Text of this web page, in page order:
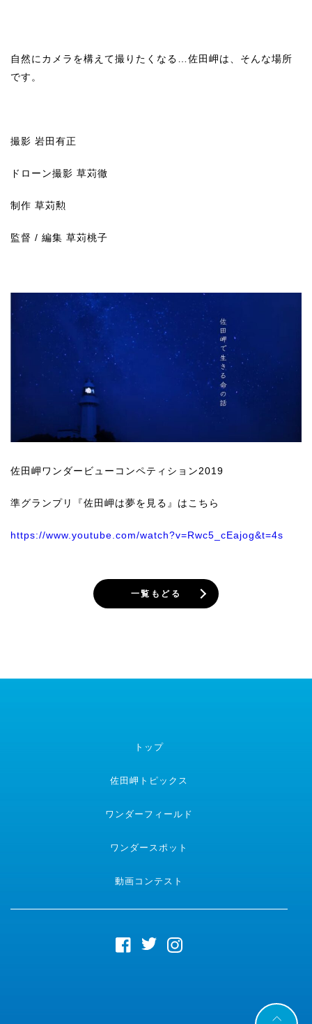
自然にカメラを構えて撮りたくなる…佐田岬は、そんな場所
です。
撮影 岩田有正
ドローン撮影 草苅徹
制作 草苅勲
監督 / 編集 草苅桃子
佐田岬ワンダービューコンペティション2019
準グランプリ『佐田岬は夢を見る』はこちら
https://www.youtube.com/watch?v=Rwc5_cEajog&t=4s
一覧もどる
トップ
佐田岬トピックス
ワンダーフィールド
ワンダースポット
動画コンテスト